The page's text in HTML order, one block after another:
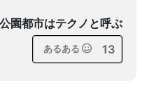
園都市はテクノと呼ぶ
あるある 13